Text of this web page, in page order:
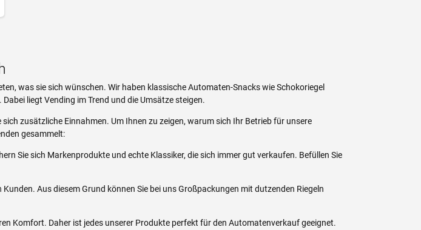
was sie sich wünschen. Wir haben klassische Automaten-Snacks wie Schokoriegel
liegt Vending im Trend und die Umsätze steigen.
zusätzliche Einnahmen. Um Ihnen zu zeigen, warum sich Ihr Betrieb für unsere
gesammelt:
Sie sich Markenprodukte und echte Klassiker, die sich immer gut verkaufen. Befüllen Sie
Aus diesem Grund können Sie bei uns Großpackungen mit dutzenden Riegeln
Komfort. Daher ist jedes unserer Produkte perfekt für den Automatenverkauf geeignet.